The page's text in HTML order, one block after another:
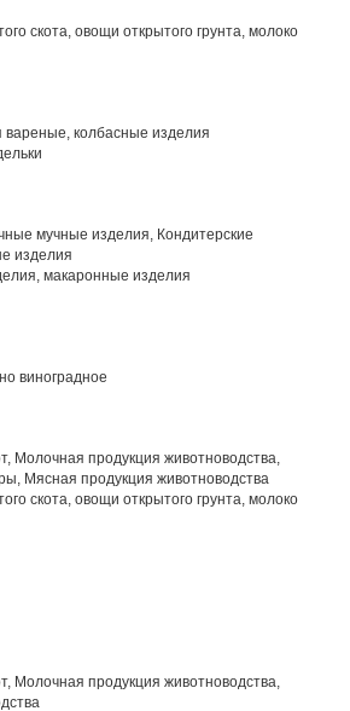
скота, овощи открытого грунта, молоко
вареные, колбасные изделия
мучные изделия, Кондитерские
изделия
макаронные изделия
виноградное
Молочная продукция животноводства,
Мясная продукция животноводства
скота, овощи открытого грунта, молоко
Молочная продукция животноводства,